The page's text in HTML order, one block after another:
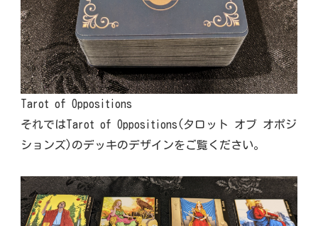
Tarot of Oppositions
それではTarot of Oppositions(タロット オブ オポジ
ションズ)のデッキのデザインをご覧ください。